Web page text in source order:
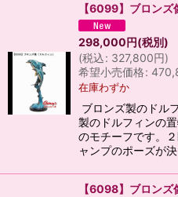
【6099】ブロンズ
298,000円(税別)
(税込: 327,800円)
希望小売価格:
在庫わずか
ブロンズ製のドル
製のドルフィンの
のモチーフです。
ャンプのポーズが
【6098】ブロンズ